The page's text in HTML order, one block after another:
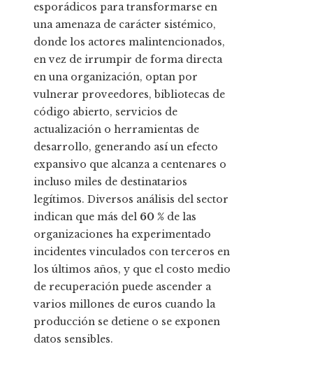
esporádicos para transformarse en
una amenaza de carácter sistémico,
donde los actores malintencionados,
en vez de irrumpir de forma directa
en una organización, optan por
vulnerar proveedores, bibliotecas de
código abierto, servicios de
actualización o herramientas de
desarrollo, generando así un efecto
expansivo que alcanza a centenares o
incluso miles de destinatarios
legítimos. Diversos análisis del sector
indican que más del 60 % de las
organizaciones ha experimentado
incidentes vinculados con terceros en
los últimos años, y que el costo medio
de recuperación puede ascender a
varios millones de euros cuando la
producción se detiene o se exponen
datos sensibles.